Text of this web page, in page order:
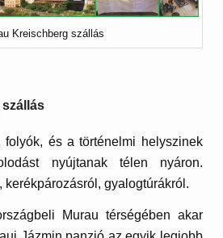
Kreischberg szállás
folyók, és a történelmi helyszinek
nyújtanak télen nyáron.
kerékpározásról, gyalogtúrákról.
Murau térségében akar